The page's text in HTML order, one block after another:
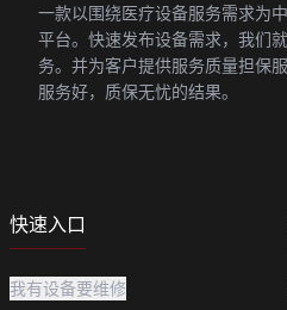
一款以围绕医疗设备服务需求为
平台。快速发布设备需求，我们
务。并为客户提供服务质量担保
服务好，质保无忧的结果。
快速入口
我有设备要维修